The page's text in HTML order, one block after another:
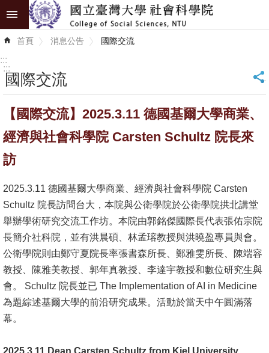
跳到主要內容區塊
進
階
識
學
術
單
位
研
究
消
息
公
首頁 消息公告 國際交流
:::
:::
國際交流 _
【國際交流】2025.3.11 德國基爾大學商業、
經濟與社會科學院 Carsten Schultz 院長來
訪
2025.3.11 德國基爾大學商業、經濟與社會科學院 Carsten
Schultz 院長訪問台大，本院與公衛學院於公衛學院拱北講堂
舉辦學術研究交流工作坊。本院由郭銘傑國際長代表張佑宗院
長簡介社科院，並有洪晨碩、林孟瑢教授與洪曉盈專員與會。
公衛學院則由鄭守夏院長率張書森所長、鄭雅雯所長、陳端容
教授、陳雅美教授、郭年真教授、李達宇教授和數位研究生與
會。 Schultz 院長並已 The Implementation of AI in Medicine
為題綜述基爾大學的前沿研究成果。活動於當天中午圓滿落
幕。
2025.3.11 Dean Carsten Schultz from Kiel University